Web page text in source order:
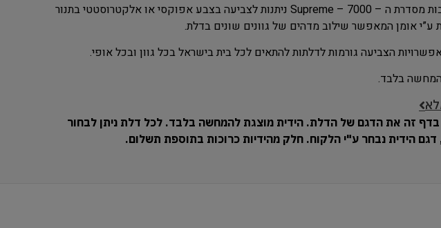
דלתות כניסה מעוצבות מסדרת ה – Supreme – 7000 ניתנות לצביעה בצבע אפוקסי או אלקטרוסטטי בתנור
ע”י אומן המאפשר שילוב מדהים של גוונים שונים בדלת.
הצביעה גורמות לדלתות להתאים לכל בית בישראל בכל גוון ובכל אופי.
בלבד.
בדף זה את הדגם של הדלת. הידית מוצגת להמחשה בלבד. לכל דלת ניתן לבחור
דגם הידית נבחר ע"י הלקוח. חלק מהידיות כרוכות בתוספת תשלום.